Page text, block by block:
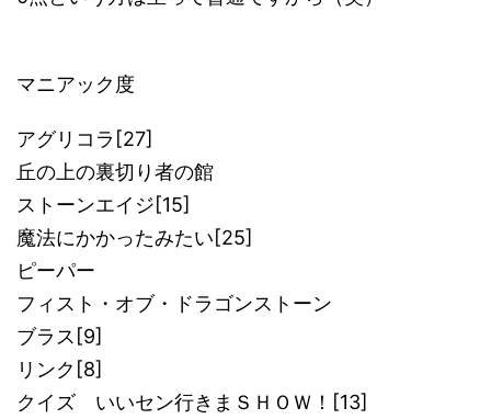
マニアック度
アグリコラ[27]
丘の上の裏切り者の館
ストーンエイジ[15]
魔法にかかったみたい[25]
ピーパー
フィスト・オブ・ドラゴンストーン
ブラス[9]
リンク[8]
クイズ いいセン行きまＳＨＯＷ！[13]